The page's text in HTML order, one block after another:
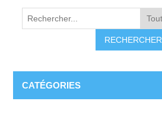
RECHERCHER
CATÉGORIES